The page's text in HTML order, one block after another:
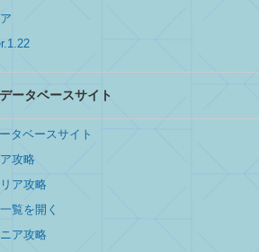
ータベースサイト
タベースサイト
攻略
ア攻略
覧を開く
ア攻略